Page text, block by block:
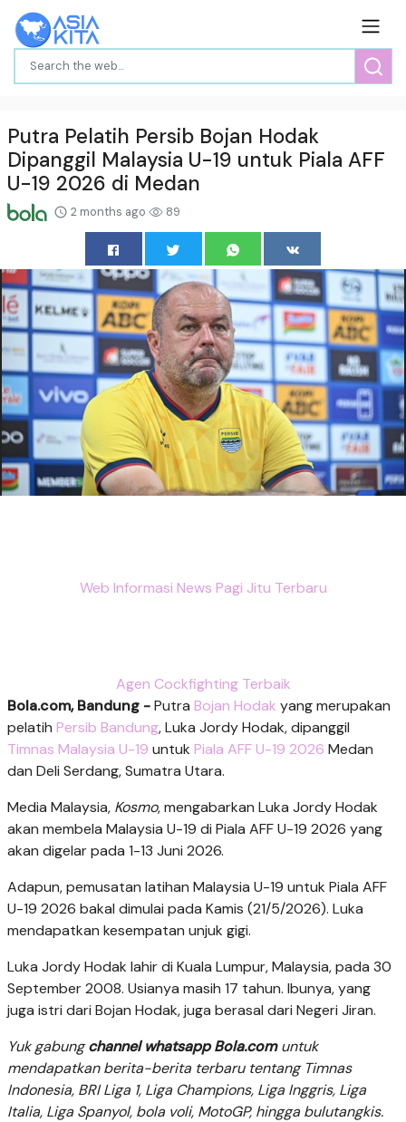
Putra Pelatih Persib Bojan Hodak
Dipanggil Malaysia U-19 untuk Piala AFF
U-19 2026 di Medan
2 months ago 89
Web Informasi News Pagi Jitu Terbaru
Agen Cockfighting Terbaik
Bola.com, Bandung -Putra Bojan Hodak yang merupakan
pelatih Persib Bandung, Luka Jordy Hodak, dipanggil
Timnas Malaysia U-19 untuk Piala AFF U-19 2026 Medan
dan Deli Serdang, Sumatra Utara.
Media Malaysia, Kosmo, mengabarkan Luka Jordy Hodak
akan membela Malaysia U-19 di Piala AFF U-19 2026 yang
akan digelar pada 1-13 Juni 2026.
Adapun, pemusatan latihan Malaysia U-19 untuk Piala AFF
U-19 2026 bakal dimulai pada Kamis (21/5/2026). Luka
mendapatkan kesempatan unjuk gigi.
Luka Jordy Hodak lahir di Kuala Lumpur, Malaysia, pada 30
September 2008. Usianya masih 17 tahun. Ibunya, yang
juga istri dari Bojan Hodak, juga berasal dari Negeri Jiran.
Yuk gabungchannel whatsapp Bola.comuntuk
mendapatkan berita-berita terbaru tentang Timnas
Indonesia, BRI Liga 1, Liga Champions, Liga Inggris, Liga
Italia, Liga Spanyol, bola voli, MotoGP, hingga bulutangkis.